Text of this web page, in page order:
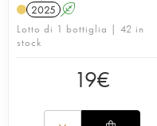
2025 A
Lotto di 1 bottiglia | 42 in
stock
19€